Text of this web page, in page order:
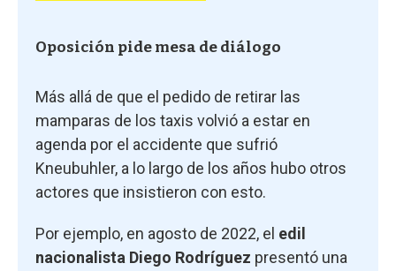
Oposición pide mesa de diálogo
Más allá de que el pedido de retirar las
mamparas de los taxis volvió a estar en
agenda por el accidente que sufrió
Kneubuhler, a lo largo de los años hubo otros
actores que insistieron con esto.
Por ejemplo, en agosto de 2022, el edil
nacionalista Diego Rodríguez presentó una